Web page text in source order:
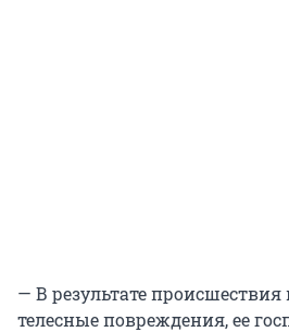
— В результате
телесные повреждения, ее